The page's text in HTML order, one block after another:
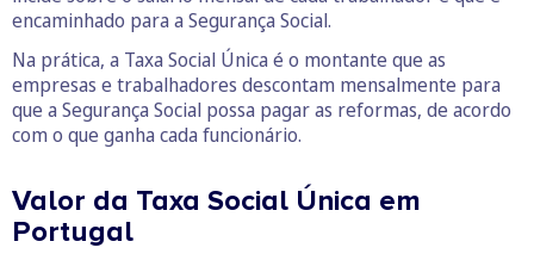
encaminhado para a Segurança Social.
Na prática, a Taxa Social Única é o montante que as
empresas e trabalhadores descontam mensalmente para
que a Segurança Social possa pagar as reformas, de acordo
com o que ganha cada funcionário.
Valor da Taxa Social Única em
Portugal